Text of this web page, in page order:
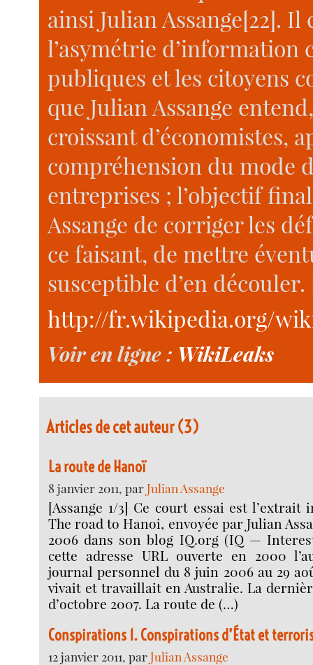
ainsi Julian Assange[22].
l’asymétrie d’information
publiques et les citoyens
que Julian Assange
croissant d’économistes,
compréhension du mode
entreprises ; l’objectif
Assange de corriger les
ce faisant, de mettre
susceptible d’en découler.
http://fr.wikipedia.org/
Voir en ligne : WikiLeaks
Articles de cet auteur (3)
La route de Hanoï
8 janvier 2011, parJulian Assange
[Assange 1/3] Ce court essai est
The road to Hanoi, envoyée par Julian
2006 dans son blog IQ.org (IQ —
cette adresse URL ouverte en 2000
journal personnel du 8 juin 2006 au 29
vivait et travaillait en Australie. La
d’octobre 2007. La route de (…)
Conspirations 1. Conspirations d’État et
12 janvier 2011, parJulian Assange